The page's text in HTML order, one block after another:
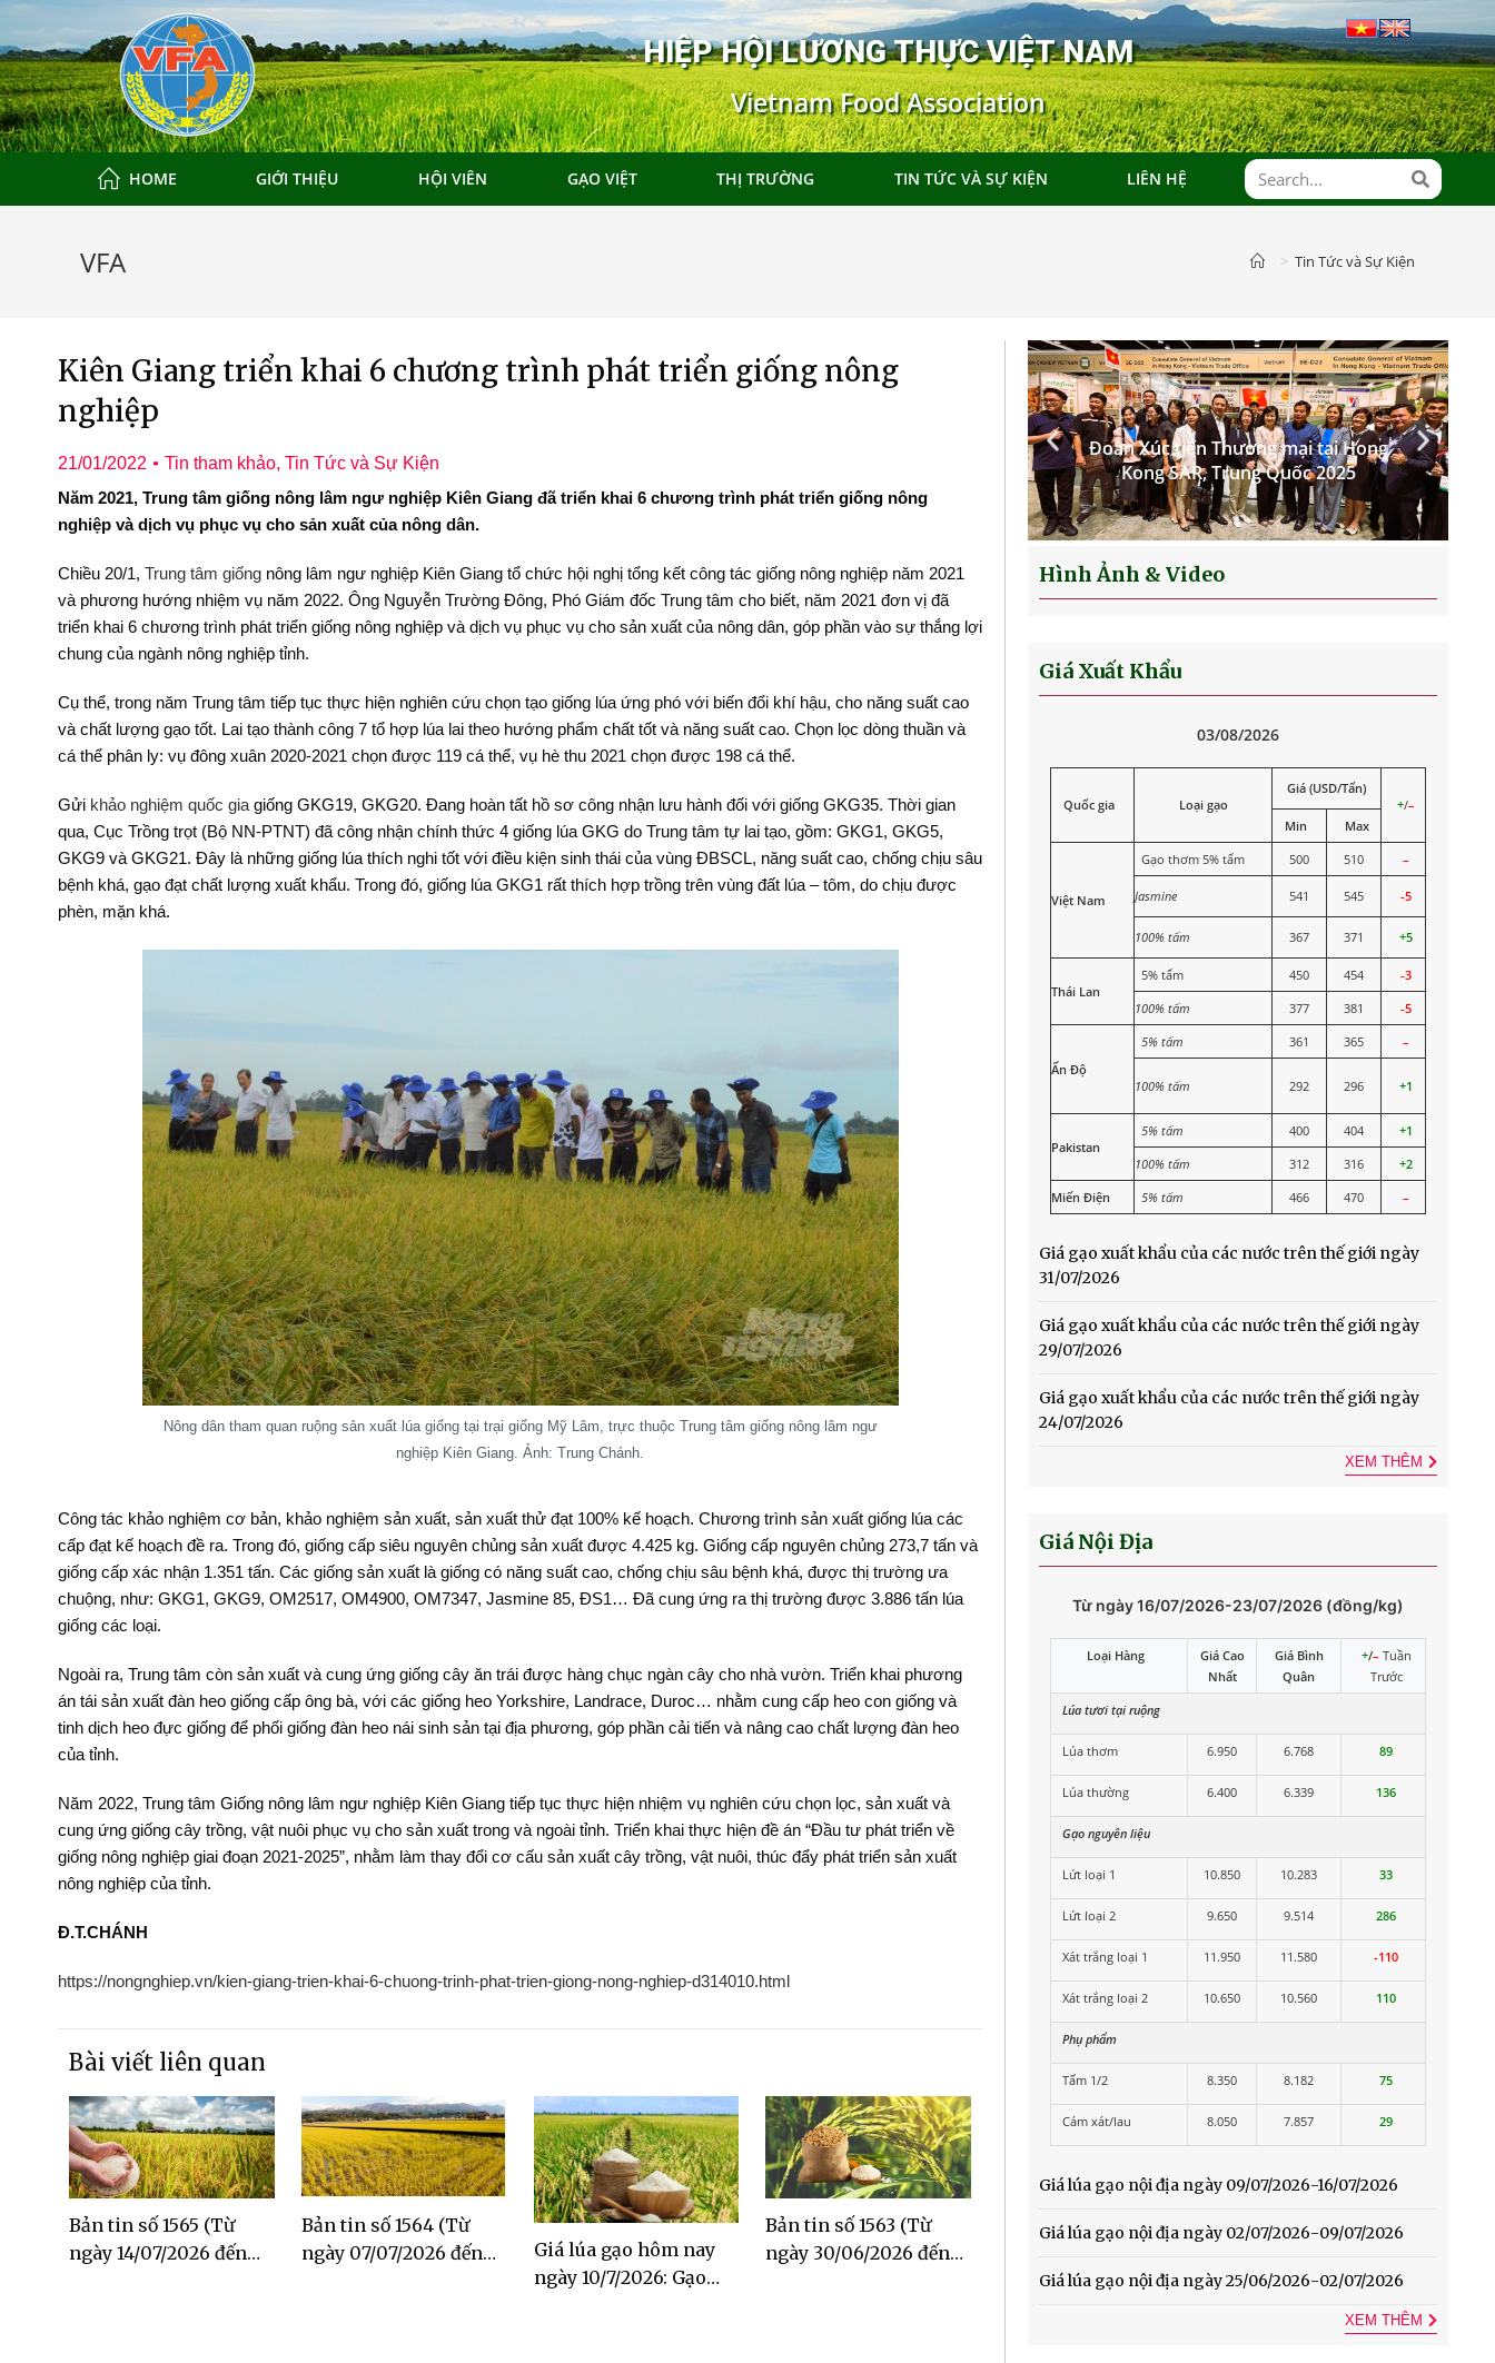
HIỆP HỘI LƯƠNG THỰC VIỆT NAM
Vietnam Food Association
HOME GIỚI THIỆU HỘI VIÊN GẠO VIỆT THỊ TRƯỜNG TIN TỨC VÀ SỰ KIỆN LIÊN HỆ
VFA > Tin Tức và Sự Kiện
Kiên Giang triển khai 6 chương trình phát triển giống nông
nghiệp
21/01/2022 Tin tham khảo, Tin Tức và Sự Kiện
Năm 2021, Trung tâm giống nông lâm ngư nghiệp Kiên Giang đã triển khai 6 chương trình phát triển giống nông
nghiệp và dịch vụ phục vụ cho sản xuất của nông dân.
Chiều 20/1, Trung tâm giống nông lâm ngư nghiệp Kiên Giang tổ chức hội nghị tổng kết công tác giống nông nghiệp năm 2021
và phương hướng nhiệm vụ năm 2022. Ông Nguyễn Trường Đông, Phó Giám đốc Trung tâm cho biết, năm 2021 đơn vị đã
triển khai 6 chương trình phát triển giống nông nghiệp và dịch vụ phục vụ cho sản xuất của nông dân, góp phần vào sự thắng lợi
chung của ngành nông nghiệp tỉnh.
Cụ thể, trong năm Trung tâm tiếp tục thực hiện nghiên cứu chọn tạo giống lúa ứng phó với biến đổi khí hậu, cho năng suất cao
và chất lượng gạo tốt. Lai tạo thành công 7 tổ hợp lúa lai theo hướng phẩm chất tốt và năng suất cao. Chọn lọc dòng thuần và
cá thể phân ly: vụ đông xuân 2020-2021 chọn được 119 cá thể, vụ hè thu 2021 chọn được 198 cá thể.
Gửi khảo nghiệm quốc gia giống GKG19, GKG20. Đang hoàn tất hồ sơ công nhận lưu hành đối với giống GKG35. Thời gian
qua, Cục Trồng trọt (Bộ NN-PTNT) đã công nhận chính thức 4 giống lúa GKG do Trung tâm tự lai tạo, gồm: GKG1, GKG5,
GKG9 và GKG21. Đây là những giống lúa thích nghi tốt với điều kiện sinh thái của vùng ĐBSCL, năng suất cao, chống chịu sâu
bệnh khá, gạo đạt chất lượng xuất khẩu. Trong đó, giống lúa GKG1 rất thích hợp trồng trên vùng đất lúa – tôm, do chịu được
phèn, mặn khá.
Nông dân tham quan ruộng sản xuất lúa giống tại trại giống Mỹ Lâm, trực thuộc Trung tâm giống nông lâm ngư
nghiệp Kiên Giang. Ảnh: Trung Chánh.
Công tác khảo nghiệm cơ bản, khảo nghiệm sản xuất, sản xuất thử đạt 100% kế hoạch. Chương trình sản xuất giống lúa các
cấp đạt kế hoạch đề ra. Trong đó, giống cấp siêu nguyên chủng sản xuất được 4.425 kg. Giống cấp nguyên chủng 273,7 tấn và
giống cấp xác nhận 1.351 tấn. Các giống sản xuất là giống có năng suất cao, chống chịu sâu bệnh khá, được thị trường ưa
chuộng, như: GKG1, GKG9, OM2517, OM4900, OM7347, Jasmine 85, ĐS1… Đã cung ứng ra thị trường được 3.886 tấn lúa
giống các loại.
Ngoài ra, Trung tâm còn sản xuất và cung ứng giống cây ăn trái được hàng chục ngàn cây cho nhà vườn. Triển khai phương
án tái sản xuất đàn heo giống cấp ông bà, với các giống heo Yorkshire, Landrace, Duroc… nhằm cung cấp heo con giống và
tinh dịch heo đực giống để phối giống đàn heo nái sinh sản tại địa phương, góp phần cải tiến và nâng cao chất lượng đàn heo
của tỉnh.
Năm 2022, Trung tâm Giống nông lâm ngư nghiệp Kiên Giang tiếp tục thực hiện nhiệm vụ nghiên cứu chọn lọc, sản xuất và
cung ứng giống cây trồng, vật nuôi phục vụ cho sản xuất trong và ngoài tỉnh. Triển khai thực hiện đề án “Đầu tư phát triển về
giống nông nghiệp giai đoạn 2021-2025”, nhằm làm thay đổi cơ cấu sản xuất cây trồng, vật nuôi, thúc đẩy phát triển sản xuất
nông nghiệp của tỉnh.
Đ.T.CHÁNH
https://nongnghiep.vn/kien-giang-trien-khai-6-chuong-trinh-phat-trien-giong-nong-nghiep-d314010.html
Bài viết liên quan
Bản tin số 1565 (Từ
ngày 14/07/2026 đến
Bản tin số 1564 (Từ
ngày 07/07/2026 đến
Giá lúa gạo hôm nay
ngày 10/7/2026: Gạo
Bản tin số 1563 (Từ
ngày 30/06/2026 đến
Hình Ảnh & Video
Giá Xuất Khẩu
03/08/2026
Quốc gia Loại gạo
Giá (USD/Tấn)
+/–
Min
Max
Việt Nam
Gạo thơm 5% tấm 500 510 –
Jasmine 541 545 -5
100% tấm 367 371 +5
Thái Lan
5% tấm 450 454
-3
100% tấm
377 381 -5
Ấn Độ
5% tấm 361 365 –
100% tấm 292 296 +1
Pakistan
5% tấm 400 404
+1
100% tấm
312 316
+2
Miến Điện
5% tấm 466 470 –
Giá gạo xuất khẩu của các nước trên thế giới ngày
31/07/2026
Giá gạo xuất khẩu của các nước trên thế giới ngày
29/07/2026
Giá gạo xuất khẩu của các nước trên thế giới ngày
24/07/2026
XEM THÊM
Giá Nội Địa
Từ ngày 16/07/2026-23/07/2026 (đồng/kg)
Loại Hàng
Giá Cao
Nhất
Giá Bình
Quân
+/– Tuần
Trước
Lúa tươi tại ruộng
Lúa thơm 6.950 6.768 89
Lúa thường 6.400 6.339 136
Gạo nguyên liệu
Lứt loại 1 10.850 10.283 33
Lứt loại 2 9.650 9.514 286
Xát trắng loại 1 11.950 11.580 -110
Xát trắng loại 2 10.650 10.560 110
Phụ phẩm
Tấm 1/2 8.350 8.182 75
Cám xát/lau 8.050 7.857 29
Giá lúa gạo nội địa ngày 09/07/2026-16/07/2026
Giá lúa gạo nội địa ngày 02/07/2026-09/07/2026
Giá lúa gạo nội địa ngày 25/06/2026-02/07/2026
XEM THÊM